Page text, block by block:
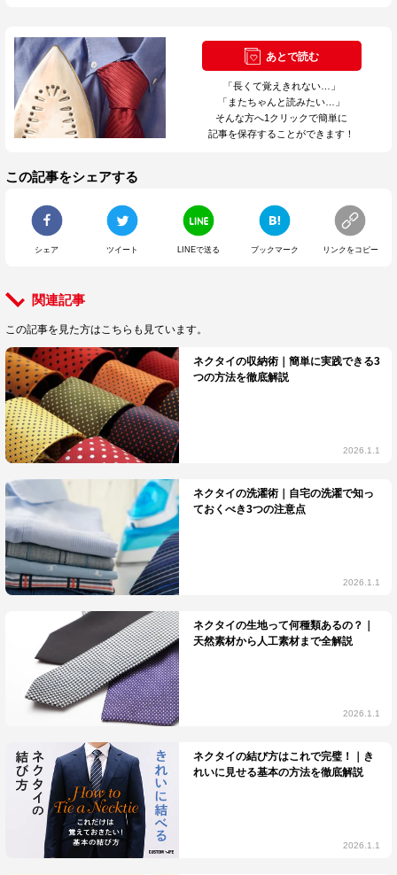
あとで読む
「長くて覚えきれない…」
「またちゃんと読みたい…」
そんな方へ1クリックで簡単に
記事を保存することができます！
この記事をシェアする
シェア ツイート LINEで送る ブックマーク リンクを コピー
関連記事
この記事を見た方はこちらも見ています。
ネクタイの収納術｜簡単に実践できる3
つの方法を徹底解説
2026.1.1
ネクタイの洗濯術｜自宅の洗濯で知っ
ておくべき3つの注意点
2026.1.1
ネクタイの生地って何種類あるの？｜
天然素材から人工素材まで全解説
2026.1.1
ネクタイの結び方はこれで完璧！｜き
れいに見せる基本の方法を徹底解説
2026.1.1